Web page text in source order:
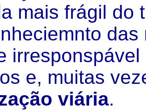
mais frágil do
e, muitas
viária.